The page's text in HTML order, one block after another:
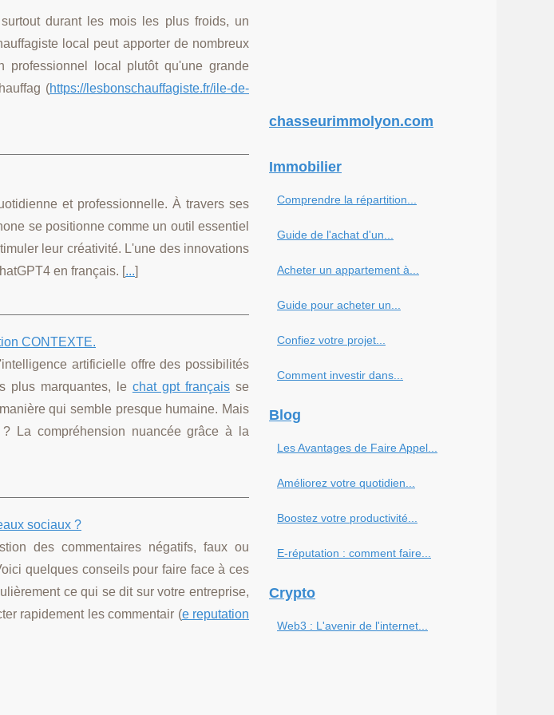
durant les mois les plus froids, un
local peut apporter de nombreux
local plutôt qu'une grande
(https://lesbonschauffagiste.fr/ile-de-
et professionnelle. À travers ses
se positionne comme un outil essentiel
leur créativité. L'une des innovations
en français. [...]
CONTEXTE.
artificielle offre des possibilités
plus marquantes, le chat gpt françaisse
qui semble presque humaine. Mais
La compréhension nuancée grâce à la
sociaux ?
des commentaires négatifs, faux ou
quelques conseils pour faire face à ces
ce qui se dit sur votre entreprise,
rapidement les commentair (e reputation
chasseurimmolyon.com
Immobilier
Comprendre la répartition...
Guide de l'achat d'un...
Acheter un appartement à...
Guide pour acheter un...
Confiez votre projet...
Comment investir dans...
Blog
Les Avantages de Faire Appel...
Améliorez votre quotidien...
Boostez votre productivité...
E-réputation : comment faire...
Crypto
Web3 : L'avenir de l'internet...